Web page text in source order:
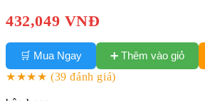
432,049 VNĐ
🛒 Mua Ngay ➕ Thêm vào giỏ
★★★★ (39 đánh giá)